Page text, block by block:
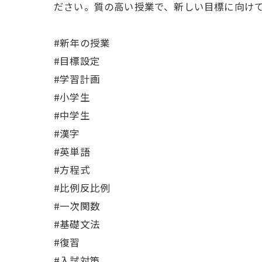
ださい。質の高い授業で、新しい目標に向け
#新年の授業
#目標設定
#学習計画
#小学生
#中学生
#漢字
#英単語
#方程式
#比例反比例
#一次関数
#基礎文法
#復習